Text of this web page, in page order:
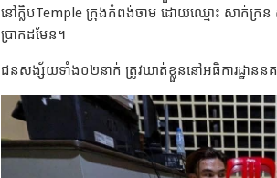
នៅក្លិបTemple ក្រុងកំពង់ចាម ដោយឈ្មោះ សាក់ក្រន ស
ប្រាកដមែន។
ជនសង្ស័យទាំង០២នាក់ ត្រូវឃាត់ខ្លួននៅអធិការដ្ឋា